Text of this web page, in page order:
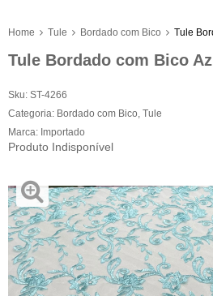
Home Tule Bordado com Bico Tule
Tule Bordado com Bico
Sku: ST-4266
Categoria: Bordado com Bico Tule
Marca: Importado
Produto Indisponível